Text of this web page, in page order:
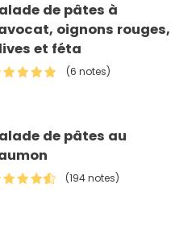
de pâtes à
oignons rouges,
et féta
(6 notes)
de pâtes au
(194 notes)